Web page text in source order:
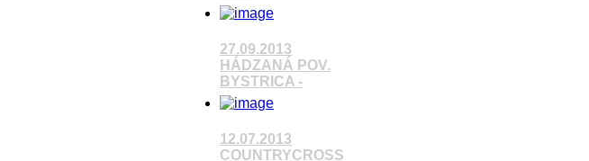
27.09.2013
HÁDZANÁ POV.
BYSTRICA -
12.07.2013
COUNTRYCROSS